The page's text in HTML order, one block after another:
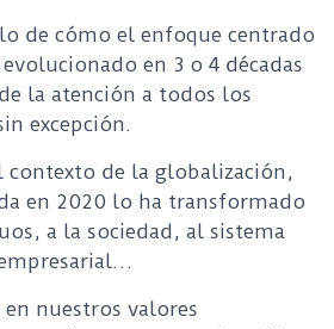
de cómo el enfoque centrado
en 3 o 4 décadas
la atención a todos los
excepción.
contexto de la globalización,
en 2020 lo ha transformado
a la sociedad, al sistema
nuestros valores